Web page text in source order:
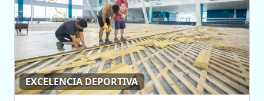
EXCELENCIA DEPORTIVA